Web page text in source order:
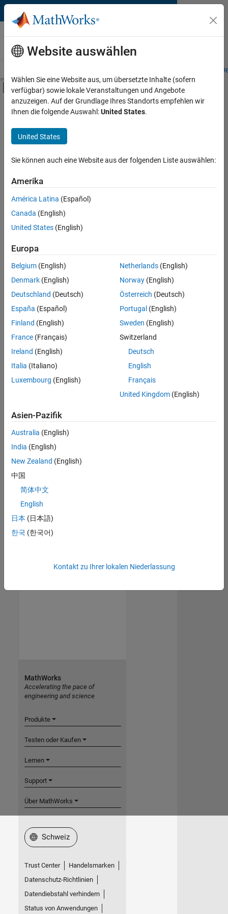
Weiter zum Inhalt
MATLAB- und Simulink-
Veranstaltungen
On-
Umschaltung für Off-Canvas-
Einsatzgebiet
Anwendung
Tagungstyp
Veranstaltungsunterlagen
durchsuchen
Podiumsdiskussionen von
MATLAB EXPO-Konferenzen
und MathWorks
Branchenkonferenzen.
Hauptinhalt
Suche
Suche
Website auswählen
Wählen Sie eine Website aus, um übersetzte Inhalte (sofern
verfügbar) sowie lokale Veranstaltungen und Angebote
anzuzeigen. Auf der Grundlage Ihres Standorts empfehlen wir
Ihnen die folgende Auswahl:United States.
United States
Sie können auch eine Website aus der folgenden Liste auswählen:
Amerika
América Latina (Español)
Canada (English)
United States (English)
Europa
Belgium (English)
Denmark (English)
Deutschland (Deutsch)
España (Español)
Finland (English)
France (Français)
Ireland (English)
Italia (Italiano)
Luxembourg (English)
Netherlands(English)
Norway(English)
Österreich (Deutsch)
Portugal (English)
Sweden (English)
Switzerland
Deutsch
English
Français
United Kingdom(English)
Asien-Pazifik
Australia (English)
India (English)
New Zealand (English)
中国
简体中文
English
日本 (日本語)
한국 (한국어)
Kontakt zu Ihrer lokalen Niederlassung
MathWorks
Accelerating the pace of
engineering and science
Produkte
Testen oder Kaufen
Lernen
Support
Über MathWorks
Website auswählen
Schweiz
Trust Center
Handelsmarken
Datenschutz-Richtlinien
Datendiebstahl verhindern
Status von Anwendungen